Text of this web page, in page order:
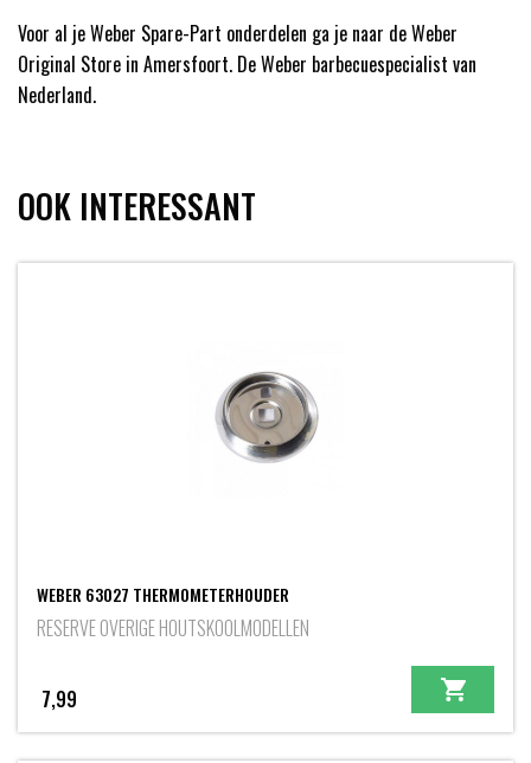
Voor al je Weber Spare-Part onderdelen ga je naar de Weber
Original Store in Amersfoort. De Weber barbecuespecialist van
Nederland.
OOK INTERESSANT
WEBER 63027 THERMOMETERHOUDER
RESERVE OVERIGE HOUTSKOOLMODELLEN
7,99